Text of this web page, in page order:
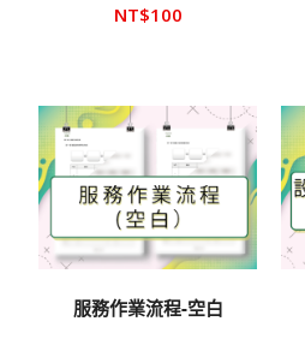
NT$100
服務作業流程-空白